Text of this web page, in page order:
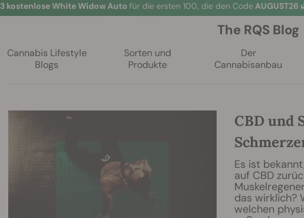
3 kostenlose White Widow Auto für die ersten 100, die den Code AUGUST26
The RQS Blog
Cannabis Lifestyle
Blogs
Sorten und
Produkte
Der
Cannabisanbau
CBD und
Es ist
auf CBD
das wirklich?
welchen